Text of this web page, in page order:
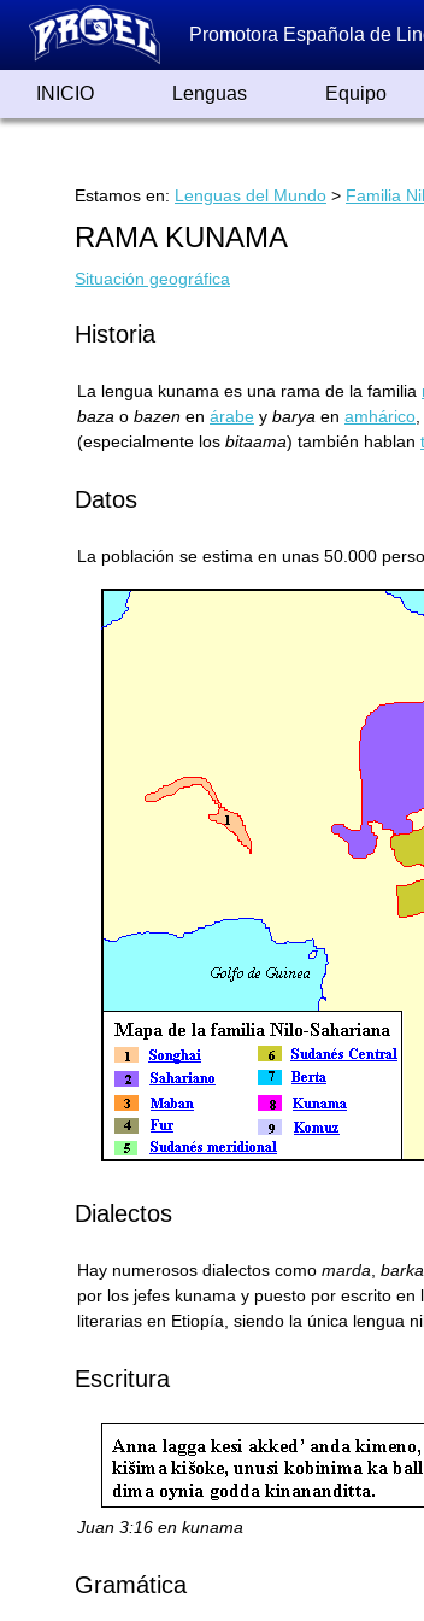
Promotora Española de
INICIO Lenguas Equipo
Estamos en: Lenguas del Mundo > Familia
RAMA KUNAMA
Situación geográfica
Historia
La lengua kunama es una rama de la familia
baza o bazen en árabe y barya en amhárico
(especialmente los bitaama) también hablan
Datos
La población se estima en unas 50.000
Dialectos
Hay numerosos dialectos como marda
por los jefes kunama y puesto por escrito
literarias en Etiopía, siendo la única lengua
Escritura
Juan 3:16 en kunama
Gramática